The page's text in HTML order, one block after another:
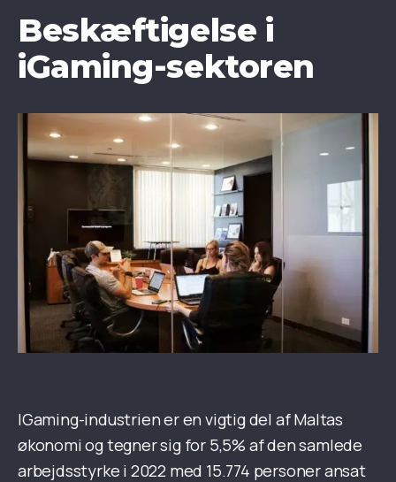
Beskæftigelse i
iGaming-sektoren
IGaming-industrien er en vigtig del af Maltas
økonomi og tegner sig for 5,5% af den samlede
arbejdsstyrke i 2022 med 15.774 personer ansat